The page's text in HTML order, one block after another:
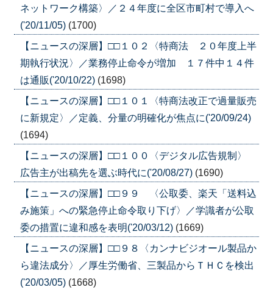
ネットワーク構築〉／２４年度に全区市町村で導入へ
('20/11/05) (1700)
【ニュースの深層】□□１０２〈特商法 ２０年度上半
期執行状況〉／業務停止命令が増加 １７件中１４件
は通販('20/10/22) (1698)
【ニュースの深層】□□１０１〈特商法改正で過量販売
に新規定〉／定義、分量の明確化が焦点に('20/09/24)
(1694)
【ニュースの深層】□□１００〈デジタル広告規制〉
広告主が出稿先を選ぶ時代に('20/08/27) (1690)
【ニュースの深層】□□９９ 〈公取委、楽天「送料込
み施策」への緊急停止命令取り下げ〉／学識者が公取
委の措置に違和感を表明('20/03/12) (1669)
【ニュースの深層】□□９８〈カンナビジオール製品か
ら違法成分〉／厚生労働省、三製品からＴＨＣを検出
('20/03/05) (1668)